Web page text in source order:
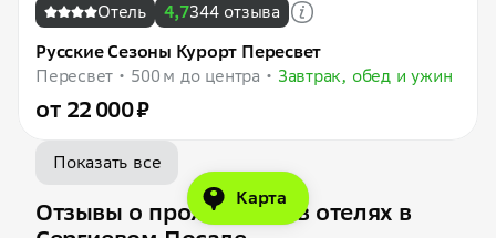
Отель 4,7344 отзыва
Русские Сезоны Курорт Пересвет
Пересвет
500 м до центра Завтрак, обед и ужин
от 22 000 ₽
Показать все
Отзывы о проживании в отелях в
Карта